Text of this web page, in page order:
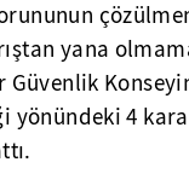
yana
yönündeki 4